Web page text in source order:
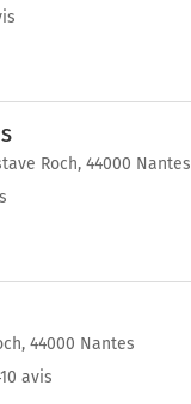
Roch, 44000 Nantes
44000 Nantes
avis